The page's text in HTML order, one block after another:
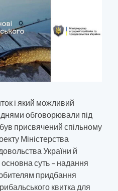
і який можливий
обговорювали під
присвячений спільному
Міністерства
України й
суть – надання
придбання
квитка для